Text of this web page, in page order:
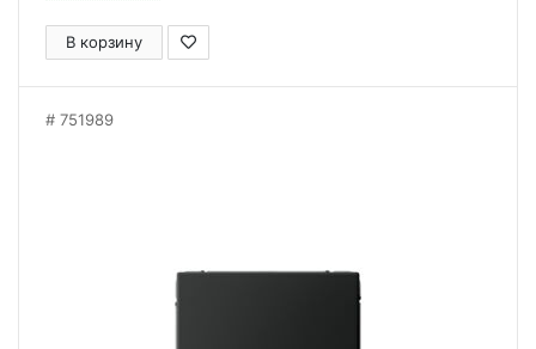
В корзину
751989